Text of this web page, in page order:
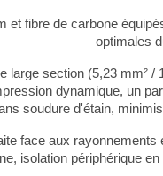
et fibre de carbone
optimales
section (5,23 mm²
dynamique, un
soudure d'étain,
face aux
isolation périphérique